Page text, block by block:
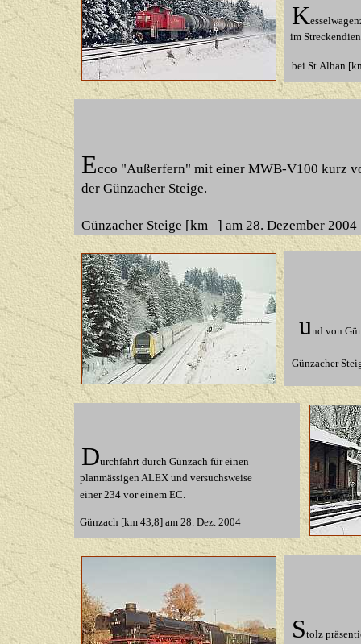
K
im
bei St.Alban
Ecco "Außerfern" mit einer MWB-V100 kurz
der Günzacher Steige.
Günzacher Steige [km ] am 28. Dezember 2004
...und von
Günzacher
Durchfahrt durch Günzach für einen
planmässigen ALEX und versuchsweise
einer 234 vor einem EC.
Günzach [km 43,8] am 28. Dez. 2004
Stolz